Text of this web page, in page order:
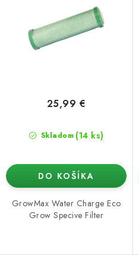
Skladom (14 ks)
25,99 €
DO KOŠÍKA
GrowMax Water Charge Eco
Grow Specive Filter